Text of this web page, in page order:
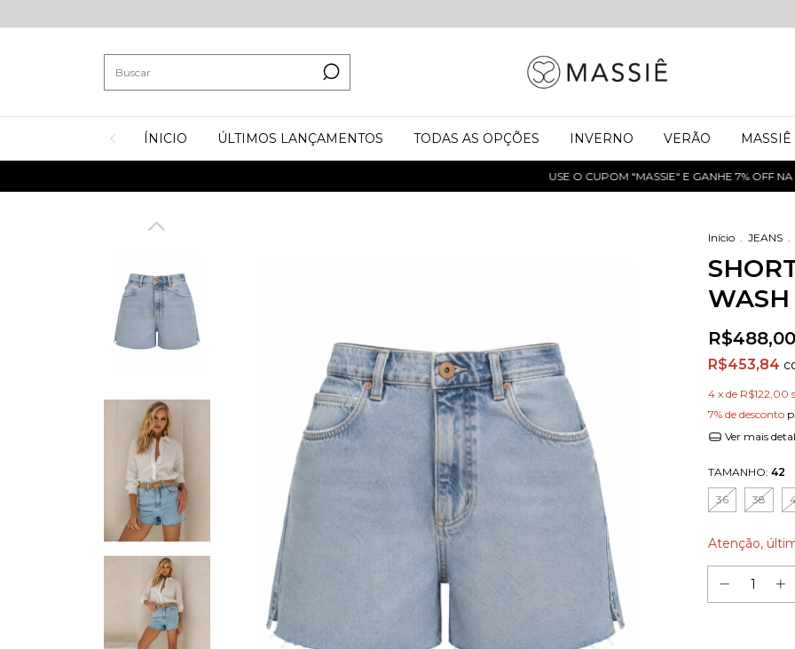
ÍNICIO ÚLTIMOS LANÇAMENTOS TODAS AS OPÇÕES INVERNO VERÃO MASSIÊ
USE O CUPOM "MASSIE" E GANHE 7% OFF NA
Início . JEANS .
R$488,00
R$453,84
4 x de R$122,00
7% de desconto
Ver mais
TAMANHO: 42
36 38
Atenção,